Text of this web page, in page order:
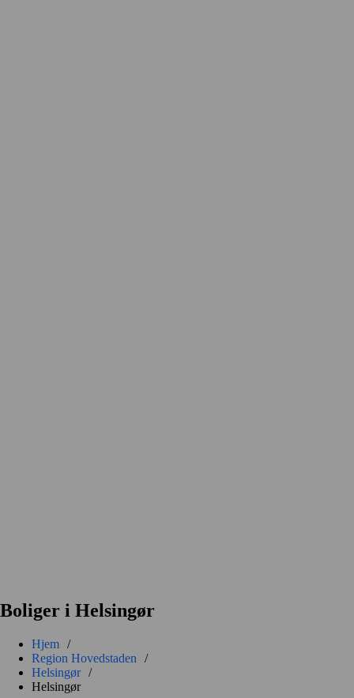
Boliger i Helsingør
Hjem /
Region Hovedstaden
/
Helsingør /
Helsingør